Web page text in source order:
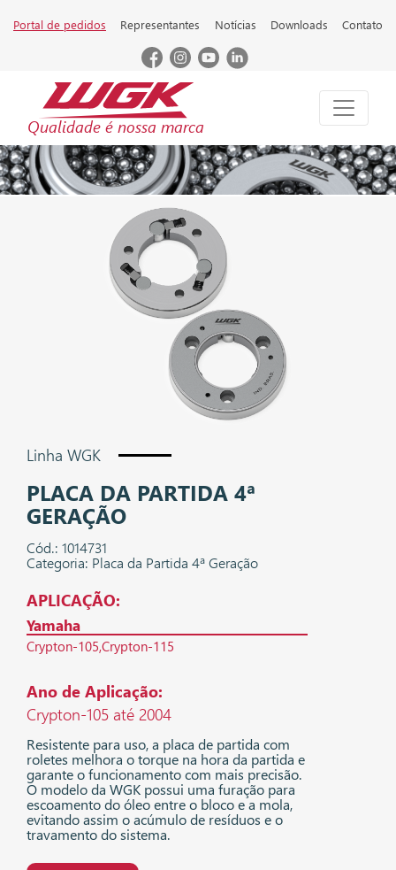
Portal de pedidos Representantes Notícias Downloads Contato
Qualidade é nossa marca
Linha WGK
PLACA DA PARTIDA 4ª
GERAÇÃO
Cód.: 1014731
Categoria: Placa da Partida 4ª Geração
APLICAÇÃO:
Yamaha
Crypton-105 Crypton-115
Ano de Aplicação:
Crypton-105 até 2004
Resistente para uso, a placa de partida com
roletes melhora o torque na hora da partida e
garante o funcionamento com mais precisão.
O modelo da WGK possui uma furação para
escoamento do óleo entre o bloco e a mola,
evitando assim o acúmulo de resíduos e o
travamento do sistema.